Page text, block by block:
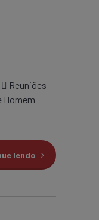
Reuniões
Homem
lendo